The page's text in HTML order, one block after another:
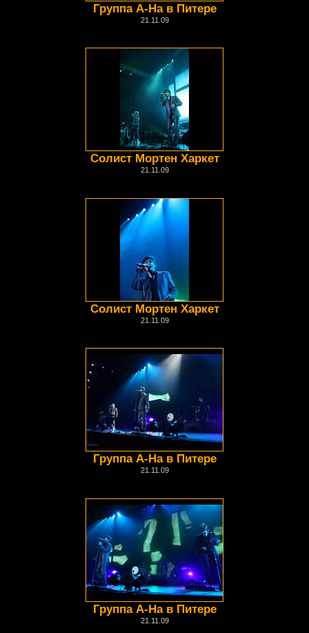
Группа А-На в Питере
21.11.09
Солист Мортен Харкет
21.11.09
Солист Мортен Харкет
21.11.09
Группа А-На в Питере
21.11.09
Группа А-На в Питере
21.11.09